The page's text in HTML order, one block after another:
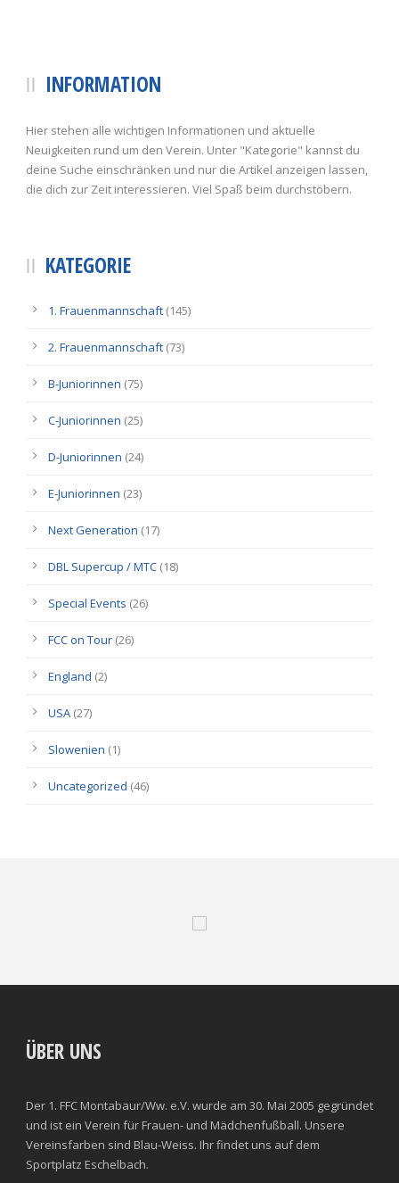
INFORMATION
Hier stehen alle wichtigen Informationen und aktuelle
Neuigkeiten rund um den Verein. Unter "Kategorie" kannst du
deine Suche einschränken und nur die Artikel anzeigen lassen,
die dich zur Zeit interessieren. Viel Spaß beim durchstöbern.
KATEGORIE
1. Frauenmannschaft (145)
2. Frauenmannschaft (73)
B-Juniorinnen (75)
C-Juniorinnen (25)
D-Juniorinnen (24)
E-Juniorinnen (23)
Next Generation (17)
DBL Supercup / MTC (18)
Special Events (26)
FCC on Tour (26)
England (2)
USA (27)
Slowenien (1)
Uncategorized (46)
ÜBER UNS
Der 1. FFC Montabaur/Ww. e.V. wurde am 30. Mai 2005 gegründet
und ist ein Verein für Frauen- und Mädchenfußball. Unsere
Vereinsfarben sind Blau-Weiss. Ihr findet uns auf dem
Sportplatz Eschelbach.